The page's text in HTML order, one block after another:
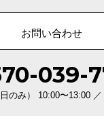
お問い合わせ
039-
のみ） 10:00〜13:00